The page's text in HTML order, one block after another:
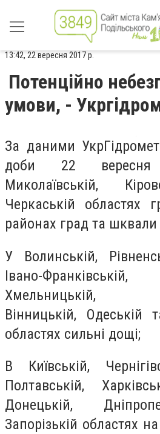
13:42, 22 вересня 2017 р.
Потенційно
умови, -
За даними
доби 22 вересня
Миколаївській,
Черкаській областях
районах град та
У Волинській,
Івано-Франківській,
Хмельницькій,
Вінницькій, Одеській
областях сильні дощі;
В Київській,
Полтавській,
Донецькій,
Запорізькій областях